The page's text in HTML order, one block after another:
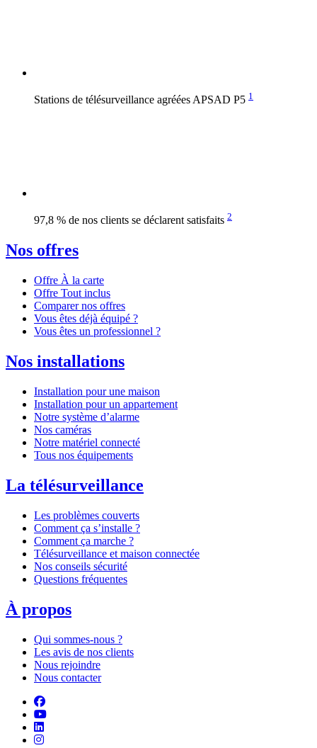
Stations de télésurveillance agréées APSAD P5 1
97,8 % de nos clients se déclarent satisfaits 2
Nos offres
Offre À la carte
Offre Tout inclus
Comparer nos offres
Vous êtes déjà équipé ?
Vous êtes un professionnel ?
Nos installations
Installation pour une maison
Installation pour un appartement
Notre système d’alarme
Nos caméras
Notre matériel connecté
Tous nos équipements
La télésurveillance
Les problèmes couverts
Comment ça s’installe ?
Comment ça marche ?
Télésurveillance et maison connectée
Nos conseils sécurité
Questions fréquentes
À propos
Qui sommes-nous ?
Les avis de nos clients
Nous rejoindre
Nous contacter
Suivez-nous sur Facebook
Retrouvez-nous sur YouTube
Suivez-nous sur LinkedIn
Suivez-nous sur Instagram